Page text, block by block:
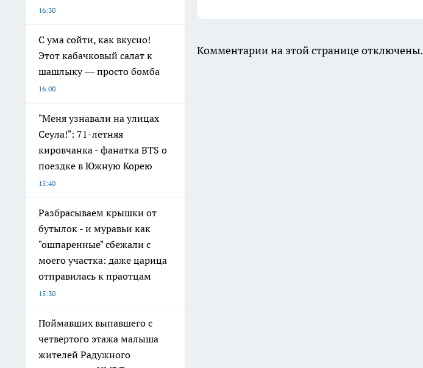
16:30
С ума сойти, как вкусно!
Этот кабачковый салат к
шашлыку — просто бомба
16:00
"Меня узнавали на улицах
Сеула!": 71-летняя
кировчанка - фанатка BTS о
поездке в Южную Корею
15:40
Разбрасываем крышки от
бутылок - и муравьи как
"ошпаренные" сбежали с
моего участка: даже царица
отправилась к праотцам
15:30
Поймавших выпавшего с
четвертого этажа малыша
жителей Радужного
Комментарии на этой странице отключены.